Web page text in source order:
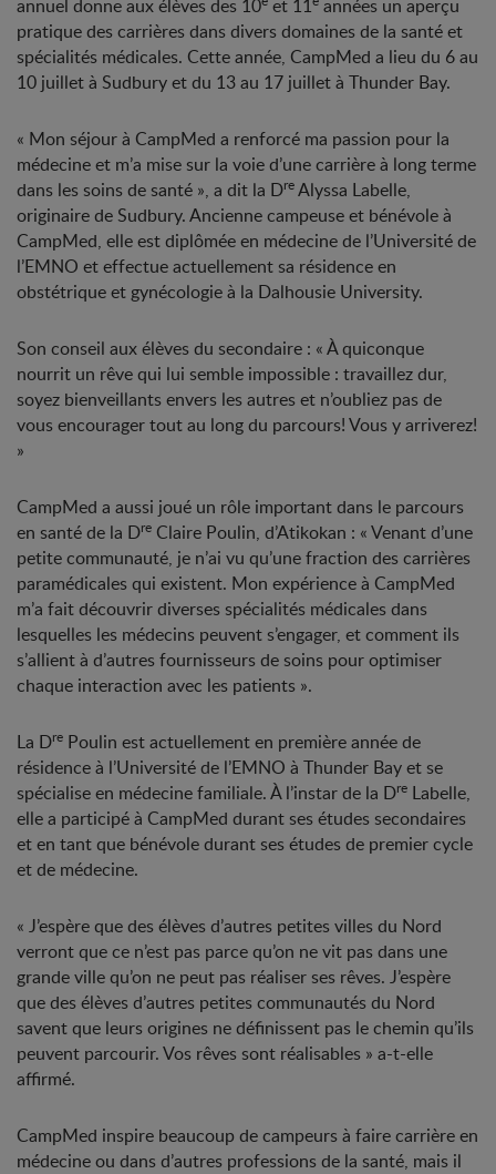
annuel donne aux élèves des 10 et 11 années un aperçu
pratique des carrières dans divers domaines de la santé et
spécialités médicales. Cette année, CampMed a lieu du 6 au
10 juillet à Sudbury et du 13 au 17 juillet à Thunder Bay.
« Mon séjour à CampMed a renforcé ma passion pour la
médecine et m’a mise sur la voie d’une carrière à long terme
dans les soins de santé », a dit la DreAlyssa Labelle,
originaire de Sudbury. Ancienne campeuse et bénévole à
CampMed, elle est diplômée en médecine de l’Université de
l’EMNO et effectue actuellement sa résidence en
obstétrique et gynécologie à la Dalhousie University.
Son conseil aux élèves du secondaire : « À quiconque
nourrit un rêve qui lui semble impossible : travaillez dur,
soyez bienveillants envers les autres et n’oubliez pas de
vous encourager tout au long du parcours! Vous y arriverez!
»
CampMed a aussi joué un rôle important dans le parcours
en santé de la Dre Claire Poulin, d’Atikokan : « Venant d’une
petite communauté, je n’ai vu qu’une fraction des carrières
paramédicales qui existent. Mon expérience à CampMed
m’a fait découvrir diverses spécialités médicales dans
lesquelles les médecins peuvent s’engager, et comment ils
s’allient à d’autres fournisseurs de soins pour optimiser
chaque interaction avec les patients ».
La Dre Poulin est actuellement en première année de
résidence à l’Université de l’EMNO à Thunder Bay et se
spécialise en médecine familiale. À l’instar de la Dre Labelle,
elle a participé à CampMed durant ses études secondaires
et en tant que bénévole durant ses études de premier cycle
et de médecine.
« J’espère que des élèves d’autres petites villes du Nord
verront que ce n’est pas parce qu’on ne vit pas dans une
grande ville qu’on ne peut pas réaliser ses rêves. J’espère
que des élèves d’autres petites communautés du Nord
savent que leurs origines ne définissent pas le chemin qu’ils
peuvent parcourir. Vos rêves sont réalisables » a-t-elle
affirmé.
CampMed inspire beaucoup de campeurs à faire carrière en
médecine ou dans d’autres professions de la santé, mais il